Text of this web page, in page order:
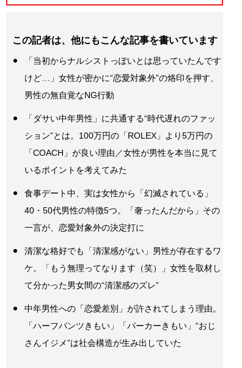
この記者は、他にもこんな記事を書いています
「当初からナルシストっぽいとは思っていたんです
けど…」女性が密かに“恋愛対象外”の烙印を押す、
男性の無自覚なNG行動
「ダサい中年男性」に共通する“時代遅れのファッ
ション”とは。100万円の「ROLEX」より5万円の
「COACH」が良い理由／女性が男性を本当に見て
いるポイントを考えてみた
食事デート中、実は女性から「幻滅されている」
40・50代男性の特徴5つ。「奢ったんだから」その
一言が、恋愛対象外の決定打に
清潔な格好でも「清潔感がない」男性が存在するワ
ケ。「もう無理ってなります（笑）」女性を取材し
て分かった男女間の“清潔感のズレ”
中年男性への「恋愛差別」が許されてしまう理由。
「ハーフパンツきもい」「パーカーきもい」“おじ
さんイジメ”は社会構造が生み出していた